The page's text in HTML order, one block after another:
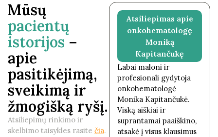
Mūsų
pacientų
istorijos –
apie
pasitikėjimą,
sveikimą ir
žmogišką ryšį.
Atsiliepimų rinkimo ir
skelbimo taisykles rasite čia.
Atsiliepimas apie
alergologę Gabiją
Brusokienę
Turėjom du vizitus pas
d. Gabiją Brusokienę.
Visada labai maloni,
dėmėsinga, mokantį
įsigylint į problemas,
gavom išsamią
informaciją. Galima
pasakyt, kad turum savo
Atsiliepimas apie
onkohematologę
Moniką
Kapitančukę
Labai maloni ir
profesionali gydytoja
onkohematologė
Monika Kapitančukė.
Viską aiškiai ir
suprantamai paaiškino,
atsakė į visus klausimus